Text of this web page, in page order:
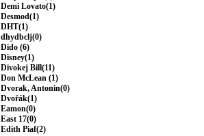
Demi Lovato(1)
Desmod(1)
DHT(1)
dhydbclj(0)
Dido (6)
Disney(1)
Divokej Bill(11)
Don McLean (1)
Dvorak, Antonin(0)
Dvořák(1)
Eamon(0)
East 17(0)
Edith Piaf(2)